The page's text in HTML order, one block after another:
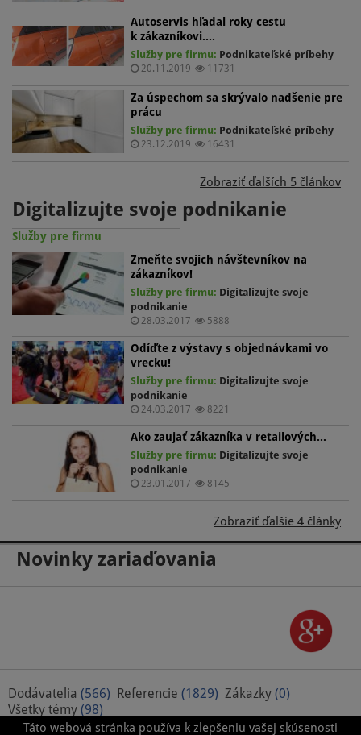
Autoservis hľadal roky cestu
k zákazníkovi.…
Služby pre firmu: Podnikateľské príbehy
20.11.2019 11731
Za úspechom sa skrývalo nadšenie pre
prácu
Služby pre firmu: Podnikateľské príbehy
23.12.2019 16431
Zobraziť ďalších 5 článkov
Digitalizujte svoje podnikanie
Služby pre firmu
Zmeňte svojich návštevníkov na
zákazníkov!
Služby pre firmu: Digitalizujte svoje
podnikanie
28.03.2017 5888
Odíďte z výstavy s objednávkami vo
vrecku!
Služby pre firmu: Digitalizujte svoje
podnikanie
24.03.2017 8221
Ako zaujať zákazníka v retailových…
Služby pre firmu: Digitalizujte svoje
podnikanie
23.01.2017 8145
Zobraziť ďalšie 4 články
Novinky zariaďovania
Dodávatelia (566) Referencie (1829) Zákazky (0)
Všetky témy (98)
Táto webová stránka používa k zlepšeniu vašej skúsenosti